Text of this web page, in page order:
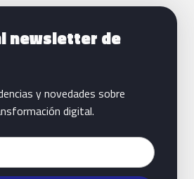
con Bluetab
newsletter de
y novedades sobre
digital.